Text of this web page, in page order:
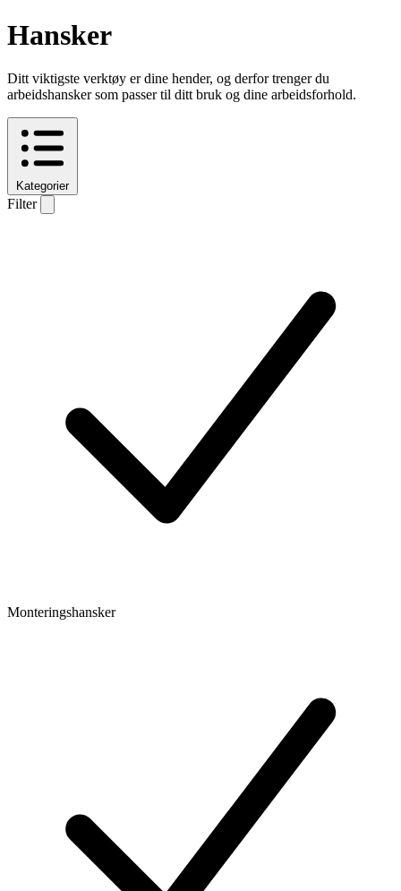
Hansker
Ditt viktigste verktøy er dine hender, og derfor trenger du
arbeidshansker som passer til ditt bruk og dine arbeidsforhold.
Kategorier
Filter
Monteringshansker